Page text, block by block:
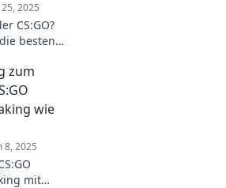
25, 2025
CS:GO?
besten
dein Spiel
zum
wie
8, 2025
mit